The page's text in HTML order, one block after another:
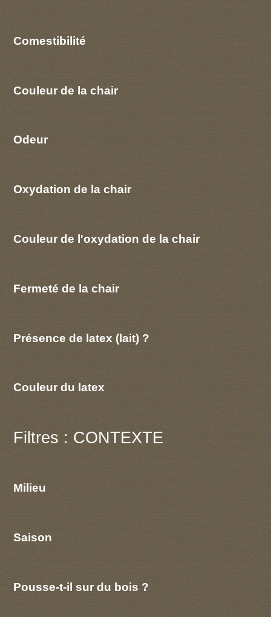
Comestibilité
Couleur de la chair
Odeur
Oxydation de la chair
Couleur de l'oxydation de la chair
Fermeté de la chair
Présence de latex (lait) ?
Couleur du latex
Filtres : CONTEXTE
Milieu
Saison
Pousse-t-il sur du bois ?